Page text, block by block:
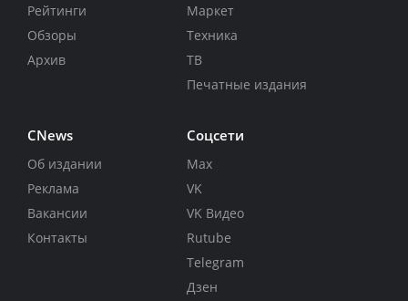
Рейтинги
Обзоры
Архив
Маркет
Техника
ТВ
Печатные издания
CNews
Об издании
Реклама
Вакансии
Контакты
Соцсети
Max
VK
VK Видео
Rutube
Telegram
Дзен